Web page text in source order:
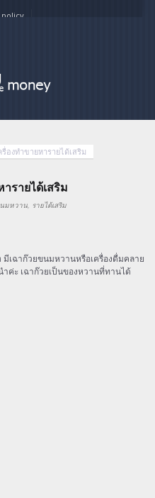
policy
องทำขายหารายได้เสริม
รายได้เสริม
มหวาน, รายได้เสริม
เฉาก๊วยขนมหวานหรือเครื่องดื่มคลาย
ค่ะ เฉาก๊วยเป็นของหวานที่ทานได้